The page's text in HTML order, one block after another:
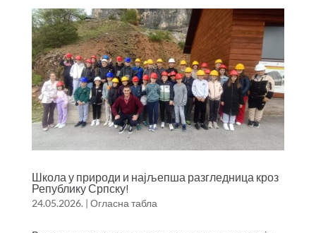
Школа у природи и најљепша разгледница кроз
Републику Српску!
24.05.2026. | Огласна табла